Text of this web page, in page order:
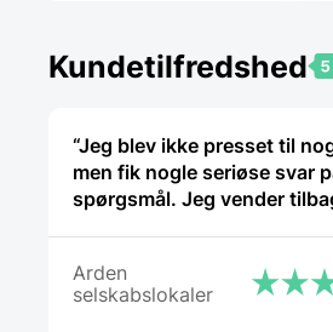
Kundetilfredshed
“Jeg blev ikke presset til
men fik nogle seriøse svar
spørgsmål. Jeg vender
Arden
selskabslokaler